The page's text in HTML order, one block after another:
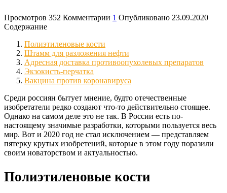
Просмотров 352 Комментарии 1 Опубликовано 23.09.2020
Содержание
Полиэтиленовые кости
Штамм для разложения нефти
Адресная доставка противоопухолевых препаратов
Экзокисть-перчатка
Вакцина против коронавируса
Среди россиян бытует мнение, будто отечественные
изобретатели редко создают что-то действительно стоящее.
Однако на самом деле это не так. В России есть по-
настоящему значимые разработки, которыми пользуется весь
мир. Вот и 2020 год не стал исключением — представляем
пятерку крутых изобретений, которые в этом году поразили
своим новаторством и актуальностью.
Полиэтиленовые кости